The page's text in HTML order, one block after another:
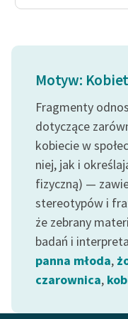
Dane fundacji i
sprawozdania
Regulamin darowizn
Informacja o treściach
wrażliwych
Deklaracja dostępności
Motyw:
Fragmenty
dotyczące
kobiecie w
niej, jak i
fizyczną) —
stereotypów i
że zebrany
badań i
panna młoda,
czarownica,